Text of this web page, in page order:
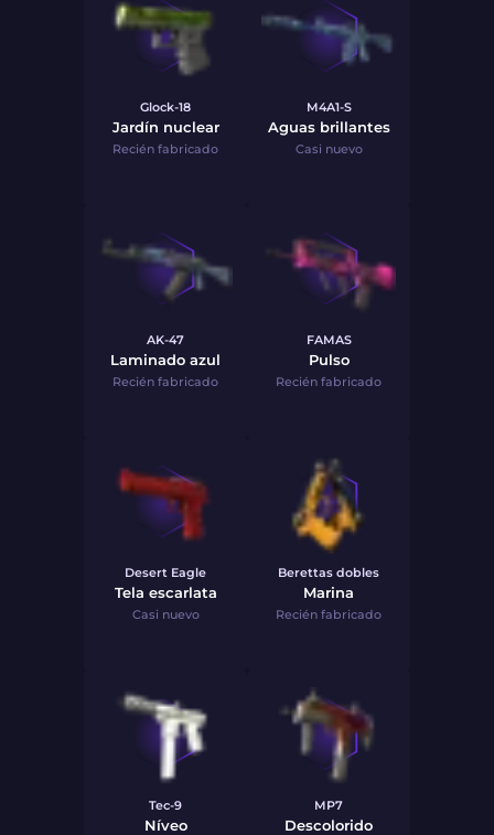
Glock-18
Jardín nuclear
Recién fabricado
M4A1-S
Aguas brillantes
Casi nuevo
AK-47
Laminado azul
Recién fabricado
FAMAS
Pulso
Recién fabricado
Desert Eagle
Tela escarlata
Casi nuevo
Berettas dobles
Marina
Recién fabricado
Tec-9
Níveo
MP7
Descolorido